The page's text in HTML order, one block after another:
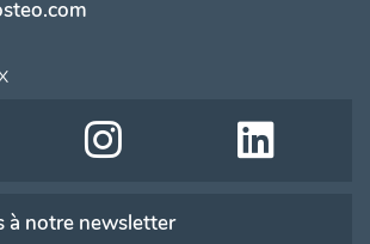
à notre newsletter